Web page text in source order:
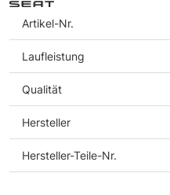
Artikel-Nr.
Laufleistung
Qualität
Hersteller
Hersteller-Teile-Nr.